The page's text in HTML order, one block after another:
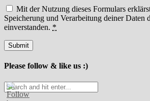
Mit der Nutzung dieses Formulars
Speicherung und Verarbeitung deiner Daten
einverstanden. *
Please follow & like us :)